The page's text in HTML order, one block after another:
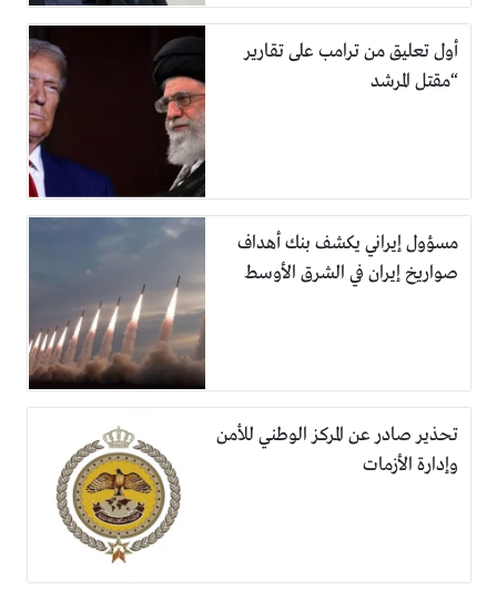
أول تعليق من ترامب على تقارير
“مقتل المرشد
مسؤول إيراني يكشف بنك أهداف
صواريخ إيران في الشرق الأوسط
تحذير صادر عن المركز الوطني للأمن
وإدارة الأزمات